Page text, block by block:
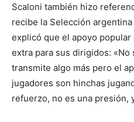
Scaloni también hizo
recibe la Selección
explicó que el apoyo
extra para sus dirigidos: «No
transmite algo más pero el
jugadores son hinchas
refuerzo, no es una presión,